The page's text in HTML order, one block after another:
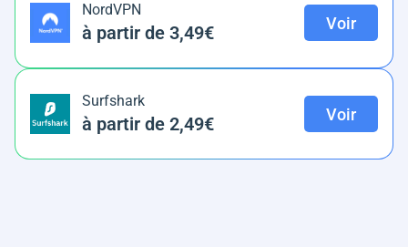
NordVPN
à partir de 3,49€ Voir
Surfshark
à partir de 2,49€ Voir